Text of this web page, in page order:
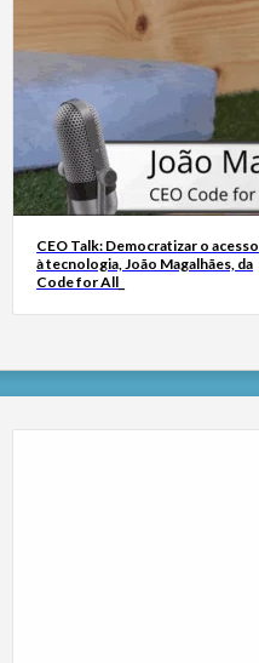
CEO Talk: Democratizar o acesso
à tecnologia, João Magalhães, da
Code for All_